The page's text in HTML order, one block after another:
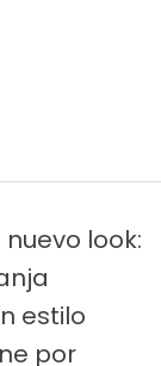
nuevo look:
estilo
por